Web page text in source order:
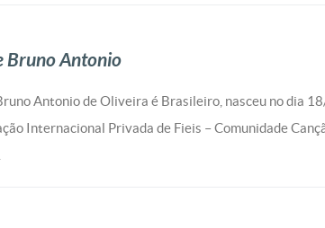
Bruno Antonio
Antonio de Oliveira é Brasileiro, nasceu no dia
Internacional Privada de Fieis – Comunidade